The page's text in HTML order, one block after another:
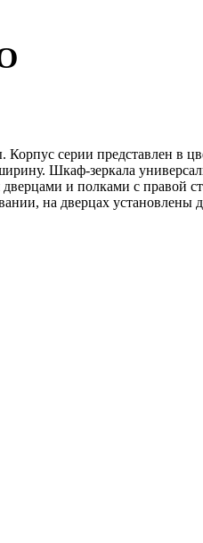
серии представлен в
Шкаф-зеркала
и полками с правой
на дверцах установлены